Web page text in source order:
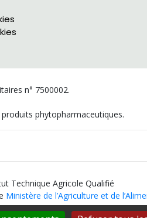
n° 7500002.
phytopharmaceutiques.
Technique Agricole Qualifié
Ministère de l’Agriculture et de